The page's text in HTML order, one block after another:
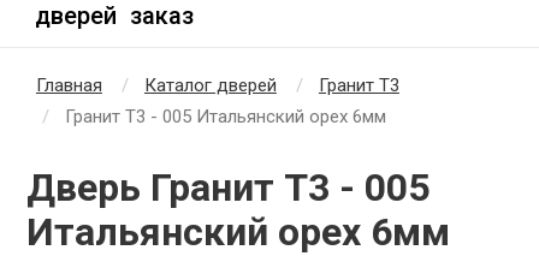
дверей заказ
Главная Каталог дверей
Гранит Т3
Гранит Т3 - 005 Итальянский орех 6мм
Дверь Гранит Т3 - 005
Итальянский орех 6мм